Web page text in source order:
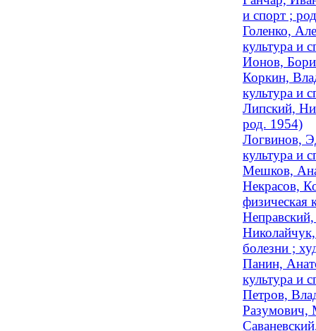
и спорт ;
Голенко,
культура и
Ионов,
Коркин,
культура и
Липский,
род. 1954)
Логвинов,
культура и
Мешков,
Некрасов,
физическая
болезни ;
Панин,
культура и
Петров,
Разумович,